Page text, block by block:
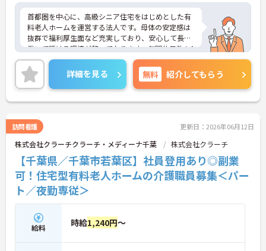
首都圏を中心に、高級シニア住宅をはじめとした有
料老人ホームを運営する法人です。母体の安定感は
抜群で福利厚生面など充実しており、安心して長く
働いて頂ける環境が整っております。年間休日数も1
20日と多くワークライフバランスも取りやすくプラ
イベートの時間も大切にして頂けます。ご興味のあ
る方はぜひお気軽にお問い合わせください。
詳細を見る 無料 紹介してもらう
訪問看護 更新日：2026年06月12日
株式会社クラーチクラーチ・メディーナ千葉 株式会社クラーチ
【千葉県／千葉市若葉区】社員登用あり◎副業
可！住宅型有料老人ホームの介護職員募集＜パー
ト／夜勤専従＞
給料 時給1,240円～